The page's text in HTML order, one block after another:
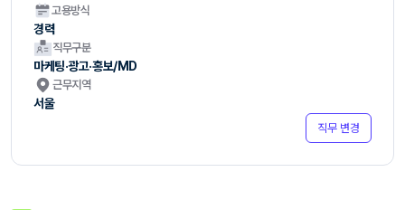
고용방식
경력
직무구분
마케팅·광고·홍보/MD
근무지역
서울
직무 변경